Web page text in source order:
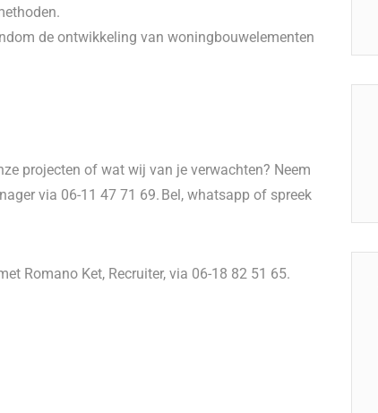
de ontwikkeling van woningbouwelementen
projecten of wat wij van je verwachten? Neem
via 06-11 47 71 69. Bel, whatsapp of spreek
Romano Ket, Recruiter, via 06-18 82 51 65.